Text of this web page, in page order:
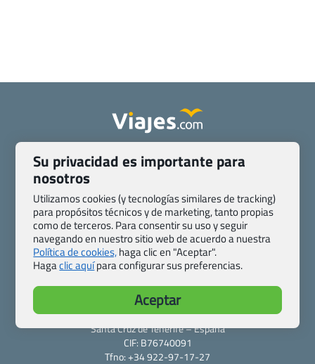
Quienes somos
Contacto
Pasaporte, Visado, Salud y otras disposiciones específicas
Preguntas frecuentes
Condiciones generales
Política de privacidad y cookies
Transparencia
Todas las páginas – sitemap
Viajes.com
Last Minute Express S.L.U.
c/ Drago, CC HLS, Local 13
38660 Miraverde – Adeje
Santa Cruz de Tenerife – España
CIF: B76740091
Tfno: +34 922-97-17-27
Su privacidad es importante para
nosotros
Utilizamos cookies (y tecnologías similares de tracking)
para propósitos técnicos y de marketing, tanto propias
como de terceros. Para consentir su uso y seguir
navegando en nuestro sitio web de acuerdo a nuestra
Política de cookies,haga clic en "Aceptar".
Hagaclic aquípara configurar sus preferencias.
Aceptar